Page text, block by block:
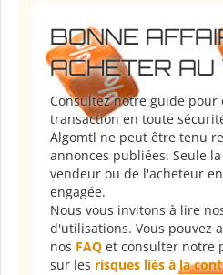
BONNE
ACHETER
Consultez notre guide pour
transaction en toute
Algomtl ne peut être tenu
annonces publiées. Seule
vendeur ou de l'acheteur
engagée.
Nous vous invitons à lire
d'utilisations. Vous pouvez
nos FAQ et consulter notre
sur les risques liés à la